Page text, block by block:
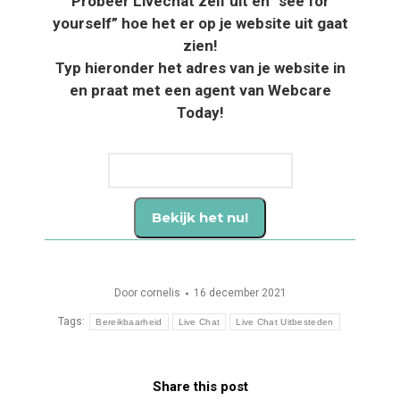
yourself” hoe het er op je website uit gaat
zien!
Typ hieronder het adres van je website in
en praat met een agent van Webcare
Today!
Door cornelis 16 december 2021
Tags: Bereikbaarheid Live Chat Live Chat Uitbesteden
Share this post